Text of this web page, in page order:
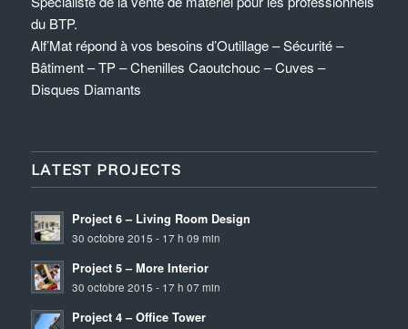
du BTP.
Alf’Mat répond à vos besoins d’Outillage – Sécurité –
Bâtiment – TP – Chenilles Caoutchouc – Cuves –
Disques Diamants
LATEST PROJECTS
Project 6 – Living Room Design
30 octobre 2015 - 17 h 09 min
Project 5 – More Interior
30 octobre 2015 - 17 h 07 min
Project 4 – Office Tower